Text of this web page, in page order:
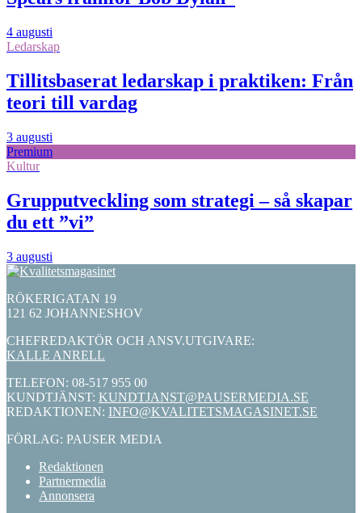
4 augusti
Ledarskap
Tillitsbaserat ledarskap i praktiken: Från
teori till vardag
3 augusti
Premium
Kultur
Grupputveckling som strategi – så skapar
du ett ”vi”
3 augusti
RÖKERIGATAN 19
121 62 JOHANNESHOV
CHEFREDAKTÖR OCH ANSV.UTGIVARE:
KALLE ANRELL
TELEFON: 08-517 955 00
KUNDTJÄNST: KUNDTJANST@PAUSERMEDIA.SE
REDAKTIONEN: INFO@KVALITETSMAGASINET.SE
FÖRLAG: PAUSER MEDIA
Redaktionen
Partnermedia
Annonsera